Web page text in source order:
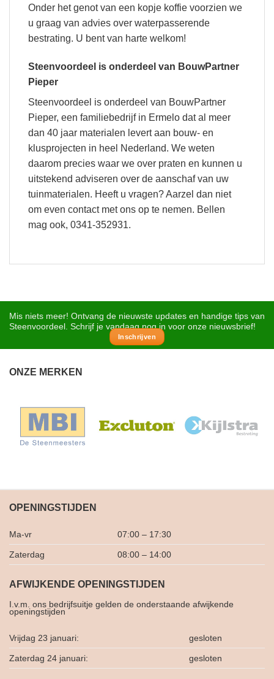
Onder het genot van een kopje koffie voorzien we
u graag van advies over waterpasserende
bestrating. U bent van harte welkom!
Steenvoordeel is onderdeel van BouwPartner
Pieper
Steenvoordeel is onderdeel van BouwPartner
Pieper, een familiebedrijf in Ermelo dat al meer
dan 40 jaar materialen levert aan bouw- en
klusprojecten in heel Nederland. We weten
daarom precies waar we over praten en kunnen u
uitstekend adviseren over de aanschaf van uw
tuinmaterialen. Heeft u vragen? Aarzel dan niet
om even contact met ons op te nemen. Bellen
mag ook, 0341-352931.
Mis niets meer! Ontvang de nieuwste updates en handige tips van
Steenvoordeel. Schrijf je vandaag nog in voor onze nieuwsbrief!
Inschrijven
ONZE MERKEN
OPENINGSTIJDEN
Ma-vr 07:00 – 17:30
Zaterdag 08:00 – 14:00
AFWIJKENDE OPENINGSTIJDEN
I.v.m. ons bedrijfsuitje gelden de onderstaande afwijkende
openingstijden
Vrijdag 23 januari: gesloten
Zaterdag 24 januari: gesloten